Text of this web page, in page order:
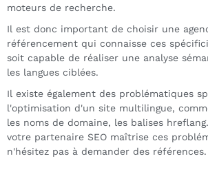
moteurs de recherche.
Il est donc important de choisir une
référencement qui connaisse ces
soit capable de réaliser une analyse
les langues ciblées.
Il existe également des problématiques
l'optimisation d'un site multilingue,
les noms de domaine, les balises
votre partenaire SEO maîtrise ces
n'hésitez pas à demander des références.